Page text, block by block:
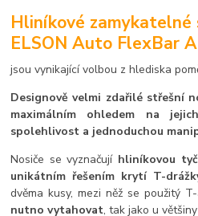
Hliníkové zamykatelné
ELSON Auto FlexBar
jsou vynikající volbou z hlediska
Designově velmi zdařilé střešní
maximálním ohledem na
spolehlivost a jednoduchou
Nosiče se vyznačují hliníkovou
unikátním řešením krytí T-
dvěma kusy, mezi něž se použitý
nutno vytahovat, tak jako u